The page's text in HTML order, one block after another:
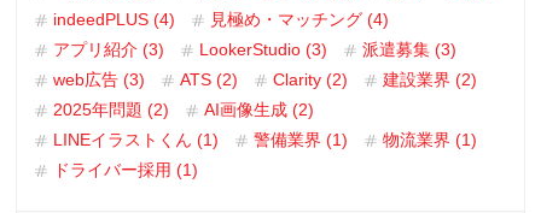
indeedPLUS (4)
見極め・マッチング (4)
アプリ紹介 (3)
LookerStudio (3)
派遣募集 (3)
web広告 (3)
ATS (2) Clarity (2)
建設業界 (2)
2025年問題 (2)
AI画像生成 (2)
LINEイラストくん (1)
警備業界 (1)
物流業界 (1)
ドライバー採用 (1)